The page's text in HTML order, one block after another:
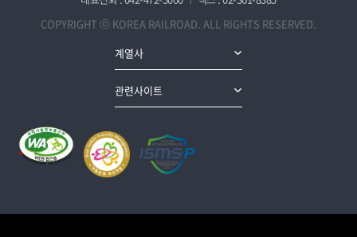
COPYRIGHT ⓒ KOREA RAILROAD. ALL RIGHTS RESERVED.
계열사
관련사이트